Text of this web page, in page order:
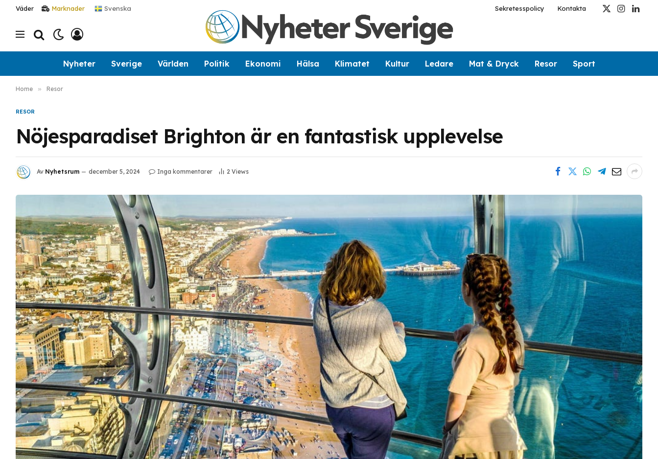
Väder Marknader Svenska Sekretesspolicy Kontakta
X
Instagram
Nyheter Sverige Världen Politik Ekonomi Hälsa Klimatet Kultur Ledare Mat & Dryck Resor Sport
Home » Resor
RESOR
Nöjesparadiset Brighton är en fantastisk upplevelse
Av Nyhetsrum december 5, 2024 Inga kommentarer 2 Views